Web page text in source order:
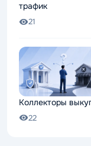
трафик
21
Коллекторы
22